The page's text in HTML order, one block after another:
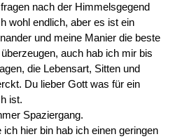
nach der Himmelsgegend
wohl endlich, aber es ist ein
und meine Manier die beste
auch hab ich mir bis
die Lebensart, Sitten und
Du lieber Gott was für ein
ist.
Spaziergang.
ich hier bin hab ich einen geringen